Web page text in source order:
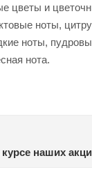
цветы и
ноты,
ноты,
нота.
наших